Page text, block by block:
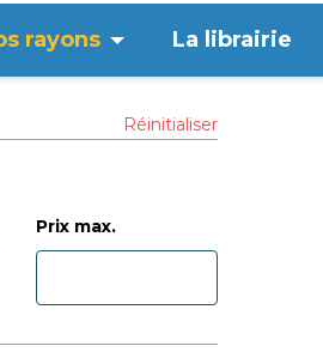
rayons La librairie
Réinitialiser
Prix max.